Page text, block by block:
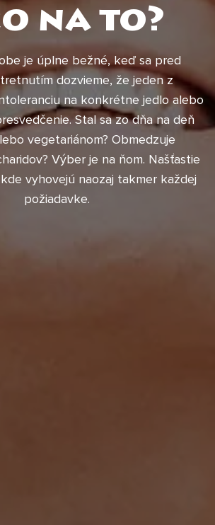
na to?
je úplne bežné, keď sa pred
dozvieme, že jeden z
na konkrétne jedlo alebo
Stal sa zo dňa na deň
vegetariánom? Obmedzuje
Výber je na ňom. Našťastie
vyhovejú naozaj takmer každej
požiadavke.